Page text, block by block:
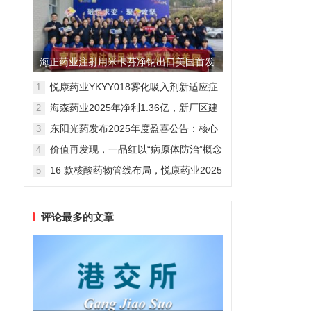
海正药业注射用米卡芬净钠出口美国首发
制剂全球化迈出关键一步
1
悦康药业YKYY018雾化吸入剂新适应症
感染防治
2
海森药业2025年净利1.36亿，新厂区建
3
东阳光药发布2025年度盈喜公告：核心
维度
4
价值再发现，一品红以“病原体防治”概念
5
16 款核酸药物管线布局，悦康药业2025
评论最多的文章